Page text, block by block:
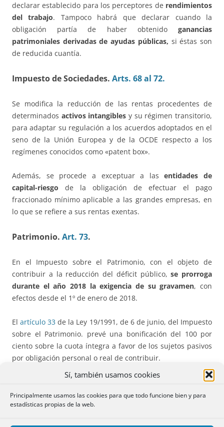
Sí, también usamos cookies
Principalmente usamos las cookies para que todo funcione bien y para
estadísticas propias de la web.
declarar establecido para los perceptores de rendimientos
del trabajo. Tampoco habrá que declarar cuando la
obligación partía de haber obtenido ganancias
patrimoniales derivadas de ayudas públicas, si éstas son
de reducida cuantía.
Impuesto de Sociedades. Arts. 68 al 72.
Se modifica la reducción de las rentas procedentes de
determinados activos intangibles y su régimen transitorio,
para adaptar su regulación a los acuerdos adoptados en el
seno de la Unión Europea y de la OCDE respecto a los
regímenes conocidos como «patent box».
Además, se procede a exceptuar a lasentidades de
capital-riesgo de la obligación de efectuar el pago
fraccionado mínimo aplicable a las grandes empresas, en
lo que se refiere a sus rentas exentas.
Patrimonio. Art. 73.
En el Impuesto sobre el Patrimonio, con el objeto de
contribuir a la reducción del déficit público,se prorroga
durante el año 2018 la exigencia de su gravamen, con
efectos desde el 1º de enero de 2018.
Elartículo 33 de la Ley 19/1991, de 6 de junio, del Impuesto
sobre el Patrimonio. prevé una bonificación del 100 por
ciento sobre la cuota íntegra a favor de los sujetos pasivos
por obligación personal o real de contribuir.
se ha retrasado de nuevo la vigencia de esa
redacciónhasta el 1º de enero de 2019. Por tanto,para el
ejercicio íntegro de 2018 no se aplica esa bonificación